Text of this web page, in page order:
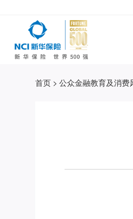
首页 > 公众金融教育及消费